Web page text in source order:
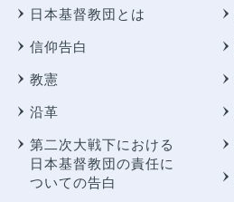
日本基督教団とは
信仰告白
教憲
沿革
第二次大戦下における
日本基督教団の責任に
ついての告白